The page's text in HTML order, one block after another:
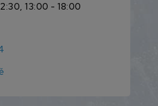
13:00 - 18:00